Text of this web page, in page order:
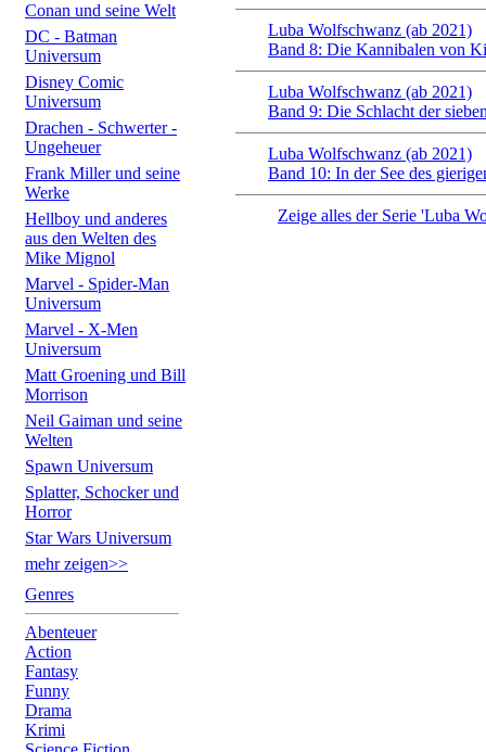
Conan und seine Welt
DC - Batman
Universum
Disney Comic
Universum
Drachen - Schwerter -
Ungeheuer
Frank Miller und seine
Werke
Hellboy und anderes
aus den Welten des
Mike Mignol
Marvel - Spider-Man
Universum
Marvel - X-Men
Universum
Matt Groening und Bill
Morrison
Neil Gaiman und seine
Welten
Spawn Universum
Splatter, Schocker und
Horror
Star Wars Universum
mehr zeigen>>
Genres
Abenteuer
Action
Fantasy
Funny
Drama
Krimi
Luba Wolfschwanz (ab 2021)
Band 8: Die Kannibalen von
Luba Wolfschwanz (ab 2021)
Band 9: Die Schlacht der
Luba Wolfschwanz (ab 2021)
Band 10: In der See des
Zeige alles der Serie 'Luba